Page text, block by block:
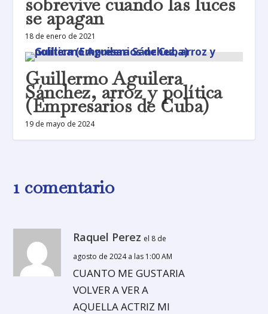
se apagan
18 de enero de 2021
Guillermo Aguilera
Sánchez, arroz y política
(Empresarios de Cuba)
19 de mayo de 2024
1 comentario
Raquel Perez el 8 de
agosto de 2024 a las 1:00 AM
CUANTO ME GUSTARIA
VOLVER A VER A
AQUELLA ACTRIZ MI